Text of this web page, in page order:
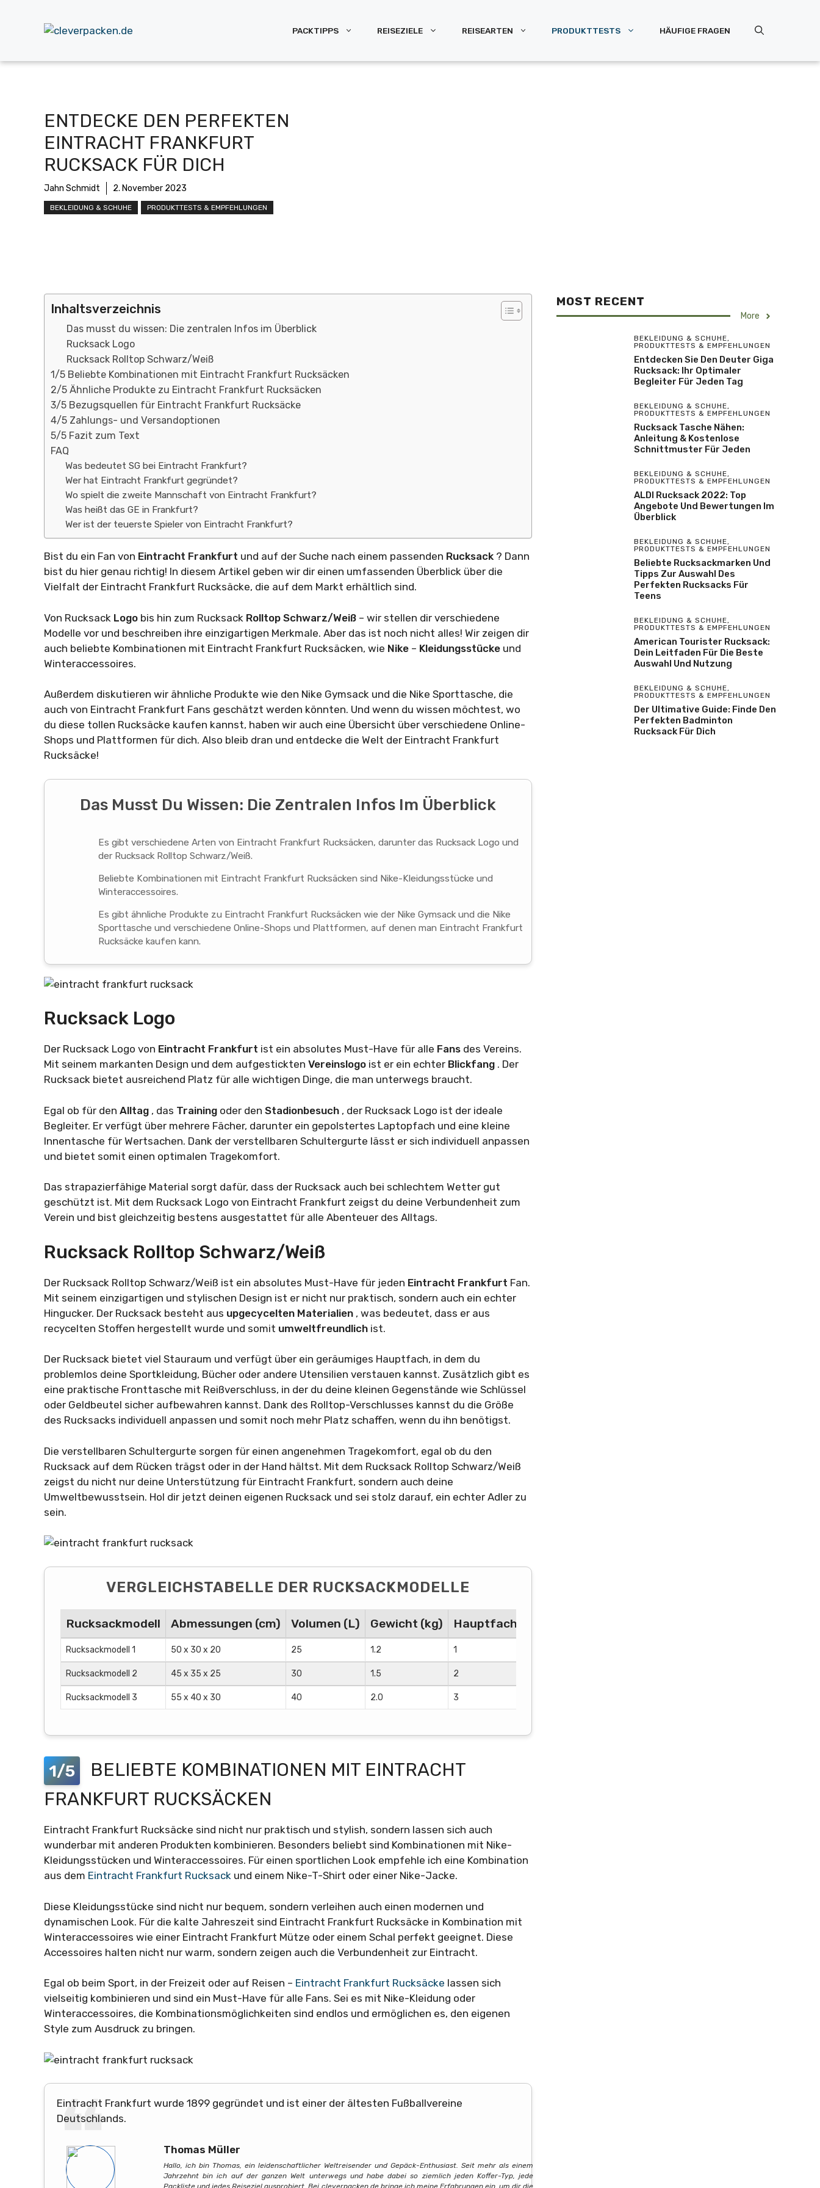
PACKTIPPS REISEZIELE REISEARTEN PRODUKTTESTS HÄUFIGE FRAGEN
ENTDECKE DEN PERFEKTEN
EINTRACHT FRANKFURT
RUCKSACK FÜR DICH
Jahn Schmidt 2. November 2023
BEKLEIDUNG & SCHUHE PRODUKTTESTS & EMPFEHLUNGEN
Inhaltsverzeichnis
Das musst du wissen: Die zentralen Infos im Überblick
Rucksack Logo
Rucksack Rolltop Schwarz/Weiß
1/5 Beliebte Kombinationen mit Eintracht Frankfurt Rucksäcken
2/5 Ähnliche Produkte zu Eintracht Frankfurt Rucksäcken
3/5 Bezugsquellen für Eintracht Frankfurt Rucksäcke
4/5 Zahlungs- und Versandoptionen
5/5 Fazit zum Text
FAQ
Was bedeutet SG bei Eintracht Frankfurt?
Wer hat Eintracht Frankfurt gegründet?
Wo spielt die zweite Mannschaft von Eintracht Frankfurt?
Was heißt das GE in Frankfurt?
Wer ist der teuerste Spieler von Eintracht Frankfurt?
Bist du ein Fan von Eintracht Frankfurt und auf der Suche nach einem passenden Rucksack ? Dann
bist du hier genau richtig! In diesem Artikel geben wir dir einen umfassenden Überblick über die
Vielfalt der Eintracht Frankfurt Rucksäcke, die auf dem Markt erhältlich sind.
Von Rucksack Logo bis hin zum Rucksack Rolltop Schwarz/Weiß – wir stellen dir verschiedene
Modelle vor und beschreiben ihre einzigartigen Merkmale. Aber das ist noch nicht alles! Wir zeigen dir
auch beliebte Kombinationen mit Eintracht Frankfurt Rucksäcken, wie Nike – Kleidungsstücke und
Winteraccessoires.
Außerdem diskutieren wir ähnliche Produkte wie den Nike Gymsack und die Nike Sporttasche, die
auch von Eintracht Frankfurt Fans geschätzt werden könnten. Und wenn du wissen möchtest, wo
du diese tollen Rucksäcke kaufen kannst, haben wir auch eine Übersicht über verschiedene Online-
Shops und Plattformen für dich. Also bleib dran und entdecke die Welt der Eintracht Frankfurt
Rucksäcke!
Das Musst Du Wissen: Die Zentralen Infos Im Überblick
Es gibt verschiedene Arten von Eintracht Frankfurt Rucksäcken, darunter das Rucksack Logo und
der Rucksack Rolltop Schwarz/Weiß.
Beliebte Kombinationen mit Eintracht Frankfurt Rucksäcken sind Nike-Kleidungsstücke und
Winteraccessoires.
Es gibt ähnliche Produkte zu Eintracht Frankfurt Rucksäcken wie der Nike Gymsack und die Nike
Sporttasche und verschiedene Online-Shops und Plattformen, auf denen man Eintracht Frankfurt
Rucksäcke kaufen kann.
Rucksack Logo
Der Rucksack Logo von Eintracht Frankfurt ist ein absolutes Must-Have für alle Fans des Vereins.
Mit seinem markanten Design und dem aufgestickten Vereinslogo ist er ein echter Blickfang . Der
Rucksack bietet ausreichend Platz für alle wichtigen Dinge, die man unterwegs braucht.
Egal ob für den Alltag , das Training oder den Stadionbesuch , der Rucksack Logo ist der ideale
Begleiter. Er verfügt über mehrere Fächer, darunter ein gepolstertes Laptopfach und eine kleine
Innentasche für Wertsachen. Dank der verstellbaren Schultergurte lässt er sich individuell anpassen
und bietet somit einen optimalen Tragekomfort.
Das strapazierfähige Material sorgt dafür, dass der Rucksack auch bei schlechtem Wetter gut
geschützt ist. Mit dem Rucksack Logo von Eintracht Frankfurt zeigst du deine Verbundenheit zum
Verein und bist gleichzeitig bestens ausgestattet für alle Abenteuer des Alltags.
Rucksack Rolltop Schwarz/Weiß
Der Rucksack Rolltop Schwarz/Weiß ist ein absolutes Must-Have für jeden Eintracht Frankfurt Fan.
Mit seinem einzigartigen und stylischen Design ist er nicht nur praktisch, sondern auch ein echter
Hingucker. Der Rucksack besteht aus upgecycelten Materialien , was bedeutet, dass er aus
recycelten Stoffen hergestellt wurde und somit umweltfreundlich ist.
Der Rucksack bietet viel Stauraum und verfügt über ein geräumiges Hauptfach, in dem du
problemlos deine Sportkleidung, Bücher oder andere Utensilien verstauen kannst. Zusätzlich gibt es
eine praktische Fronttasche mit Reißverschluss, in der du deine kleinen Gegenstände wie Schlüssel
oder Geldbeutel sicher aufbewahren kannst. Dank des Rolltop-Verschlusses kannst du die Größe
des Rucksacks individuell anpassen und somit noch mehr Platz schaffen, wenn du ihn benötigst.
Die verstellbaren Schultergurte sorgen für einen angenehmen Tragekomfort, egal ob du den
Rucksack auf dem Rücken trägst oder in der Hand hältst. Mit dem Rucksack Rolltop Schwarz/Weiß
zeigst du nicht nur deine Unterstützung für Eintracht Frankfurt, sondern auch deine
Umweltbewusstsein. Hol dir jetzt deinen eigenen Rucksack und sei stolz darauf, ein echter Adler zu
sein.
VERGLEICHSTABELLE DER RUCKSACKMODELLE
Rucksackmodell Abmessungen (cm) Volumen (L) Gewicht (kg) Hauptfach
Rucksackmodell 1 50 x 30 x 20 25 1.2 1
Rucksackmodell 2 45 x 35 x 25 30 1.5 2
Rucksackmodell 3 55 x 40 x 30 40 2.0 3
1/5
BELIEBTE KOMBINATIONEN MIT EINTRACHT
FRANKFURT RUCKSÄCKEN
Eintracht Frankfurt Rucksäcke sind nicht nur praktisch und stylish, sondern lassen sich auch
wunderbar mit anderen Produkten kombinieren. Besonders beliebt sind Kombinationen mit Nike-
Kleidungsstücken und Winteraccessoires. Für einen sportlichen Look empfehle ich eine Kombination
aus dem Eintracht Frankfurt Rucksack und einem Nike-T-Shirt oder einer Nike-Jacke.
Diese Kleidungsstücke sind nicht nur bequem, sondern verleihen auch einen modernen und
dynamischen Look. Für die kalte Jahreszeit sind Eintracht Frankfurt Rucksäcke in Kombination mit
Winteraccessoires wie einer Eintracht Frankfurt Mütze oder einem Schal perfekt geeignet. Diese
Accessoires halten nicht nur warm, sondern zeigen auch die Verbundenheit zur Eintracht.
Egal ob beim Sport, in der Freizeit oder auf Reisen – Eintracht Frankfurt Rucksäcke lassen sich
vielseitig kombinieren und sind ein Must-Have für alle Fans. Sei es mit Nike-Kleidung oder
Winteraccessoires, die Kombinationsmöglichkeiten sind endlos und ermöglichen es, den eigenen
Style zum Ausdruck zu bringen.
Eintracht Frankfurt wurde 1899 gegründet und ist einer der ältesten Fußballvereine
Deutschlands.
Thomas Müller
Hallo, ich bin Thomas, ein leidenschaftlicher Weltreisender und Gepäck-Enthusiast. Seit mehr als einem
Jahrzehnt bin ich auf der ganzen Welt unterwegs und habe dabei so ziemlich jeden Koffer-Typ, jede
Packliste und jedes Reiseziel ausprobiert. Bei cleverpacken.de bringe ich meine Erfahrungen ein, um dir die
MOST RECENT
More
BEKLEIDUNG & SCHUHE,
PRODUKTTESTS & EMPFEHLUNGEN
Entdecken Sie Den Deuter Giga
Rucksack: Ihr Optimaler
Begleiter Für Jeden Tag
BEKLEIDUNG & SCHUHE,
PRODUKTTESTS & EMPFEHLUNGEN
Rucksack Tasche Nähen:
Anleitung & Kostenlose
Schnittmuster Für Jeden
BEKLEIDUNG & SCHUHE,
PRODUKTTESTS & EMPFEHLUNGEN
ALDI Rucksack 2022: Top
Angebote Und Bewertungen Im
Überblick
BEKLEIDUNG & SCHUHE,
PRODUKTTESTS & EMPFEHLUNGEN
Beliebte Rucksackmarken Und
Tipps Zur Auswahl Des
Perfekten Rucksacks Für
Teens
BEKLEIDUNG & SCHUHE,
PRODUKTTESTS & EMPFEHLUNGEN
American Tourister Rucksack:
Dein Leitfaden Für Die Beste
Auswahl Und Nutzung
BEKLEIDUNG & SCHUHE,
PRODUKTTESTS & EMPFEHLUNGEN
Der Ultimative Guide: Finde Den
Perfekten Badminton
Rucksack Für Dich